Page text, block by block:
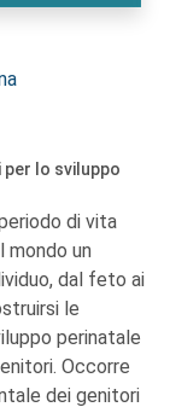
lo sviluppo
di vita
mondo un
dal feto ai
le
perinatale
Occorre
dei genitori